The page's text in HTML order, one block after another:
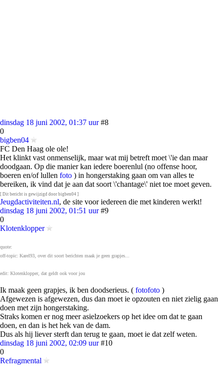
dinsdag 18 juni 2002, 01:37 uur #8
0
bigben04
FC Den Haag ole ole!
Het klinkt vast onmenselijk, maar wat mij betreft moet \'ie dan maar
doodgaan. Op die manier kan iedere boerenlul (no offense hoor,
boeren en/of lullen foto ) in hongerstaking gaan om van alles te
bereiken, ik vind dat je aan dat soort \'chantage\' niet toe moet geven.
[ Dit bericht is gewijzigd door bigben04 ]
Jeugdactiviteiten.nl, de site voor iedereen die met kinderen werkt!
dinsdag 18 juni 2002, 01:51 uur #9
0
Klotenklopper
quote:
off-topic: Karel93, over dit soort berichten maak je geen grapjes...
edit: Klotenklopper, dat geldt ook voor jou
Ik maak geen grapjes, ik ben doodserieus. ( fotofoto )
Afgewezen is afgewezen, dus dan moet ie opzouten en niet zielig gaan
doen met zijn hongerstaking.
Straks komen er nog meer asielzoekers op het idee om dat te gaan
doen, en dan is het hek van de dam.
Dus als hij liever sterft dan terug te gaan, moet ie dat zelf weten.
dinsdag 18 juni 2002, 02:09 uur #10
0
Refragmental